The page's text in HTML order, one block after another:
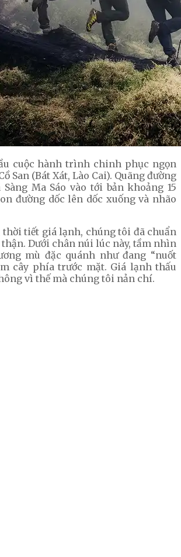
cuộc hành trình chinh phục ngọn
San (Bát Xát, Lào Cai). Quãng đường
Ma Sáo vào tới bản khoảng 15
đường dốc lên dốc xuống và nhão
tiết giá lạnh, chúng tôi đã chuẩn
thận. Dưới chân núi lúc này, tầm nhìn
mù đặc quánh như đang “nuốt
cây phía trước mặt. Giá lạnh thấu
vì thế mà chúng tôi nản chí.